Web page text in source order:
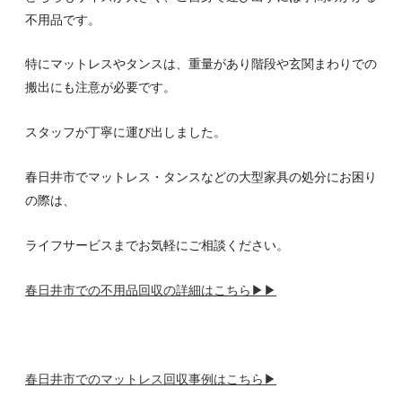
不用品です。
特にマットレスやタンスは、重量があり階段や玄関まわりでの
搬出にも注意が必要です。
スタッフが丁寧に運び出しました。
春日井市でマットレス・タンスなどの大型家具の処分にお困り
の際は、
ライフサービスまでお気軽にご相談ください。
春日井市での不用品回収の詳細はこちら▶▶
春日井市でのマットレス回収事例はこちら▶